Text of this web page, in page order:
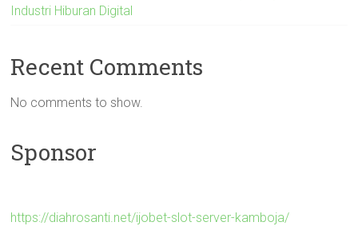
Industri Hiburan Digital
Recent Comments
No comments to show.
Sponsor
https://diahrosanti.net/ijobet-slot-server-kamboja/